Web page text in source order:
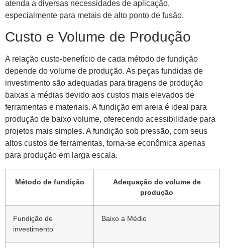
atenda a diversas necessidades de aplicação,
especialmente para metais de alto ponto de fusão.
Custo e Volume de Produção
A relação custo-benefício de cada método de fundição
depende do volume de produção. As peças fundidas de
investimento são adequadas para tiragens de produção
baixas a médias devido aos custos mais elevados de
ferramentas e materiais. A fundição em areia é ideal para
produção de baixo volume, oferecendo acessibilidade para
projetos mais simples. A fundição sob pressão, com seus
altos custos de ferramentas, torna-se econômica apenas
para produção em larga escala.
Método de fundição
Adequação do volume de
produção
Fundição de
investimento
Baixo a Médio